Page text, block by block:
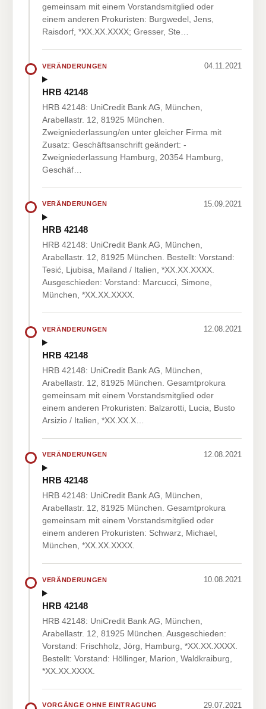
gemeinsam mit einem Vorstandsmitglied oder
einem anderen Prokuristen: Burgwedel, Jens,
Raisdorf, *XX.XX.XXXX; Gresser, Ste…
VERÄNDERUNGEN 04.11.2021
HRB 42148
HRB 42148: UniCredit Bank AG, München,
Arabellastr. 12, 81925 München.
Zweigniederlassung/en unter gleicher Firma mit
Zusatz: Geschäftsanschrift geändert: -
Zweigniederlassung Hamburg, 20354 Hamburg,
Geschäf…
VERÄNDERUNGEN 15.09.2021
HRB 42148
HRB 42148: UniCredit Bank AG, München,
Arabellastr. 12, 81925 München. Bestellt: Vorstand:
Tesić, Ljubisa, Mailand / Italien, *XX.XX.XXXX.
Ausgeschieden: Vorstand: Marcucci, Simone,
München, *XX.XX.XXXX.
VERÄNDERUNGEN 12.08.2021
HRB 42148
HRB 42148: UniCredit Bank AG, München,
Arabellastr. 12, 81925 München. Gesamtprokura
gemeinsam mit einem Vorstandsmitglied oder
einem anderen Prokuristen: Balzarotti, Lucia, Busto
Arsizio / Italien, *XX.XX.X…
VERÄNDERUNGEN 12.08.2021
HRB 42148
HRB 42148: UniCredit Bank AG, München,
Arabellastr. 12, 81925 München. Gesamtprokura
gemeinsam mit einem Vorstandsmitglied oder
einem anderen Prokuristen: Schwarz, Michael,
München, *XX.XX.XXXX.
VERÄNDERUNGEN 10.08.2021
HRB 42148
HRB 42148: UniCredit Bank AG, München,
Arabellastr. 12, 81925 München. Ausgeschieden:
Vorstand: Frischholz, Jörg, Hamburg, *XX.XX.XXXX.
Bestellt: Vorstand: Höllinger, Marion, Waldkraiburg,
*XX.XX.XXXX.
VORGÄNGE OHNE EINTRAGUNG 29.07.2021